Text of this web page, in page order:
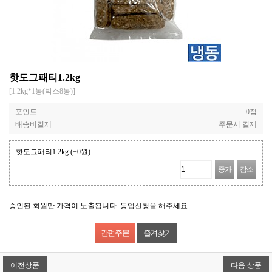
핫도그패티1.2kg
[1.2kg*1봉(박스8봉)]
포인트
0점
배송비결제
주문시 결제
핫도그패티1.2kg (+0원)
증가 감소
승인된 회원만 가격이 노출됩니다. 등업신청을 해주세요
즐겨찾기
이전상품 다음 상품